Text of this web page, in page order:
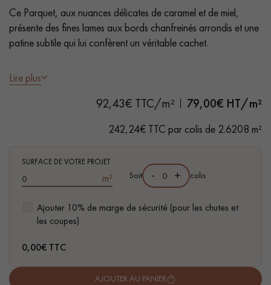
Nos conseillers sont disponibles au
28 79 01 41
VOUS AVEZ UN PROJET ?
Nos experts sont à votre disposition pour vous guider pas à
Ce Parquet, aux nuances délicates de caramel et de miel,
présente des fines lames aux bords chanfreinés arrondis et une
patine subtile qui lui confèrent un véritable cachet.
- Lames largeur 9 cm - Longueurs variables
-Fumé, brossé, Vernis mat
- Chanfreins travaillés et arrondis des 4 côtés
Lire plus
92,43€ TTC/m² 79,00€ HT/m²
242,24€ TTC par colis de 2.6208 m²
SURFACE DE VOTRE PROJET
m²
Ajouter 10% de marge de sécurité (pour les chutes et
les coupes)
Soit - + colis
0,00€ TTC
AJOUTER AU PANIER